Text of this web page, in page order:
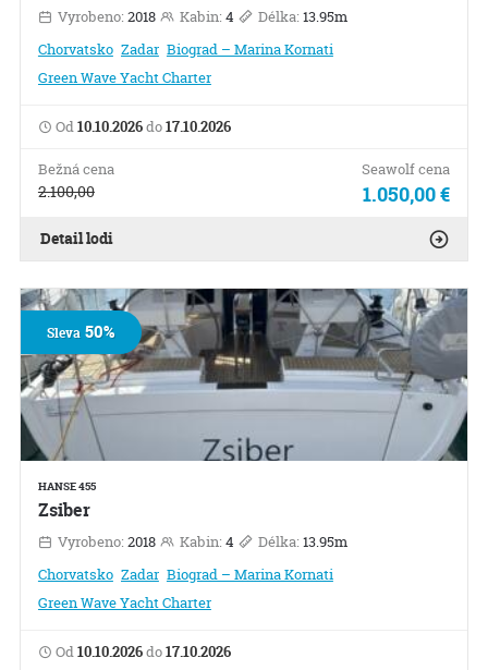
Vyrobeno: 2018 Kabin: 4 Délka: 13.95m
Chorvatsko Zadar Biograd – Marina Kornati
Green Wave Yacht Charter
Od10.10.2026do17.10.2026
Bežná cena
2.100,00
Seawolf cena
1.050,00 €
Detail lodi
HANSE 455
Zsiber
Vyrobeno: 2018 Kabin: 4 Délka: 13.95m
Chorvatsko Zadar Biograd – Marina Kornati
Green Wave Yacht Charter
Od10.10.2026do17.10.2026
Sleva50%